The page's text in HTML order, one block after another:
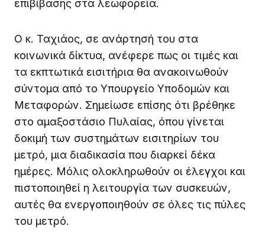
επιβίβασης στα λεωφορεία.
Ο κ. Ταχιάος, σε ανάρτησή του στα
κοινωνικά δίκτυα, ανέφερε πως οι τιμές και
τα εκπτωτικά εισιτήρια θα ανακοινωθούν
σύντομα από το Υπουργείο Υποδομών και
Μεταφορών. Σημείωσε επίσης ότι βρέθηκε
στο αμαξοστάσιο Πυλαίας, όπου γίνεται
δοκιμή των συστημάτων εισιτηρίων του
μετρό, μια διαδικασία που διαρκεί δέκα
ημέρες. Μόλις ολοκληρωθούν οι έλεγχοι και
πιστοποιηθεί η λειτουργία των συσκευών,
αυτές θα ενεργοποιηθούν σε όλες τις πύλες
του μετρό.